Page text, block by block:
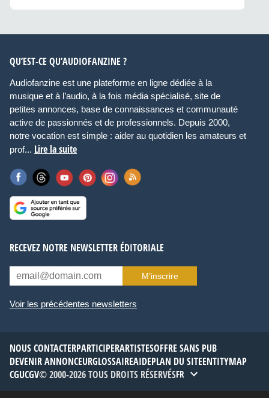
QU’EST-CE QU’AUDIOFANZINE ?
Audiofanzine est une plateforme en ligne dédiée à la
musique et à l’audio, à la fois média spécialisé, site de
petites annonces, base de connaissances et communauté
active de passionnés et de professionnels. Depuis 2000,
notre vocation est simple : aider au quotidien les amateurs et
prof... Lire la suite
RECEVEZ NOTRE NEWSLETTER ÉDITORIALE
M’inscrire
Voir les précédentes newsletters
NOUS CONTACTERPARTICIPERARTISTESOFFRE SANS PUB
DEVENIR ANNONCEURGLOSSAIREAIDEPLAN DU SITEENTITYMAP
CGUCGV© 2000-2026 TOUS DROITS RÉSERVÉSFR